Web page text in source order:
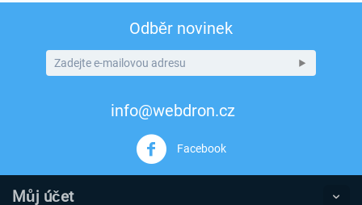
Odběr novinek
info@webdron.cz
Facebook
Můj účet